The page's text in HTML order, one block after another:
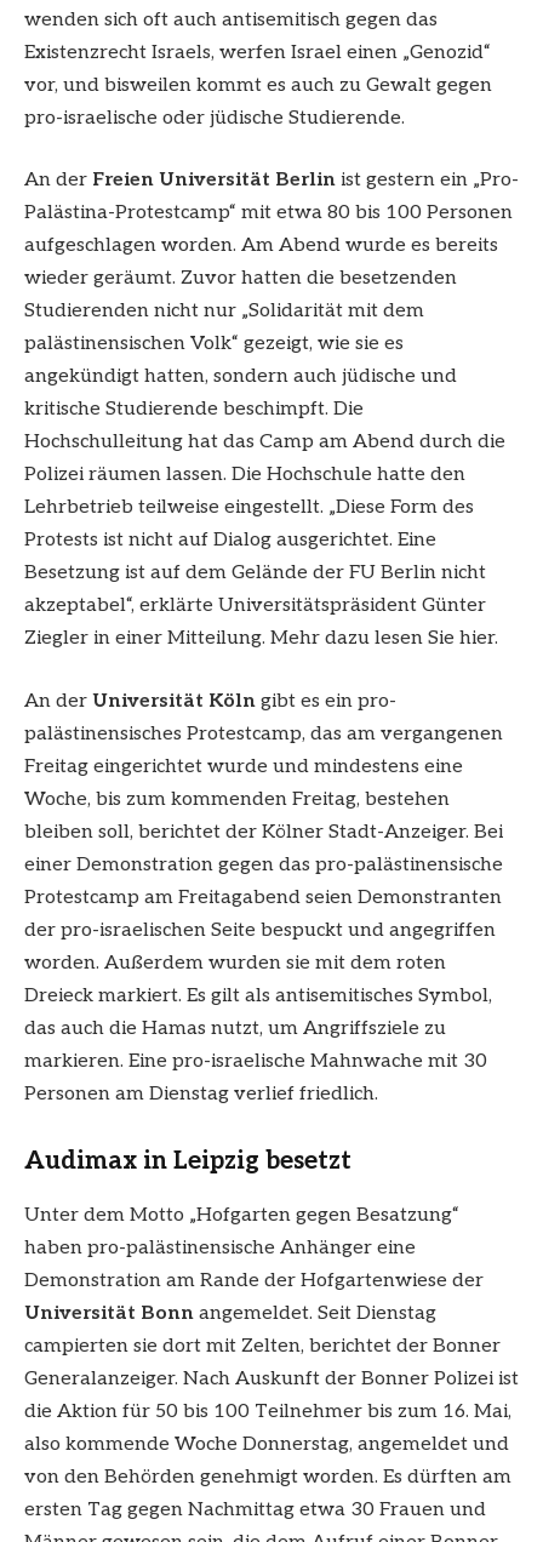
wenden sich oft auch antisemitisch gegen das
Existenzrecht Israels, werfen Israel einen „Genozid“
vor, und bisweilen kommt es auch zu Gewalt gegen
pro-israelische oder jüdische Studierende.
An der Freien Universität Berlin ist gestern ein „Pro-
Palästina-Protestcamp“ mit etwa 80 bis 100 Personen
aufgeschlagen worden. Am Abend wurde es bereits
wieder geräumt. Zuvor hatten die besetzenden
Studierenden nicht nur „Solidarität mit dem
palästinensischen Volk“ gezeigt, wie sie es
angekündigt hatten, sondern auch jüdische und
kritische Studierende beschimpft. Die
Hochschulleitung hat das Camp am Abend durch die
Polizei räumen lassen. Die Hochschule hatte den
Lehrbetrieb teilweise eingestellt. „Diese Form des
Protests ist nicht auf Dialog ausgerichtet. Eine
Besetzung ist auf dem Gelände der FU Berlin nicht
akzeptabel“, erklärte Universitätspräsident Günter
Ziegler in einer Mitteilung. Mehr dazu lesen Sie hier.
An der Universität Köln gibt es ein pro-
palästinensisches Protestcamp, das am vergangenen
Freitag eingerichtet wurde und mindestens eine
Woche, bis zum kommenden Freitag, bestehen
bleiben soll, berichtet der Kölner Stadt-Anzeiger. Bei
einer Demonstration gegen das pro-palästinensische
Protestcamp am Freitagabend seien Demonstranten
der pro-israelischen Seite bespuckt und angegriffen
worden. Außerdem wurden sie mit dem roten
Dreieck markiert. Es gilt als antisemitisches Symbol,
das auch die Hamas nutzt, um Angriffsziele zu
markieren. Eine pro-israelische Mahnwache mit 30
Personen am Dienstag verlief friedlich.
Audimax in Leipzig besetzt
Unter dem Motto „Hofgarten gegen Besatzung“
haben pro-palästinensische Anhänger eine
Demonstration am Rande der Hofgartenwiese der
Universität Bonn angemeldet. Seit Dienstag
campierten sie dort mit Zelten, berichtet der Bonner
Generalanzeiger. Nach Auskunft der Bonner Polizei ist
die Aktion für 50 bis 100 Teilnehmer bis zum 16. Mai,
also kommende Woche Donnerstag, angemeldet und
von den Behörden genehmigt worden. Es dürften am
ersten Tag gegen Nachmittag etwa 30 Frauen und